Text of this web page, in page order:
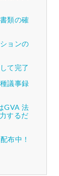
類の確
ョンの
て完了
議事録
GVA 法
するだ
布中！